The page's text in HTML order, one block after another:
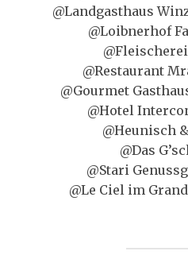
@Landgasthaus
@Loibnerhof
@Restaurant
@Gourmet
@Hotel
@Heunisch
@Das
@Stari
@Le Ciel im